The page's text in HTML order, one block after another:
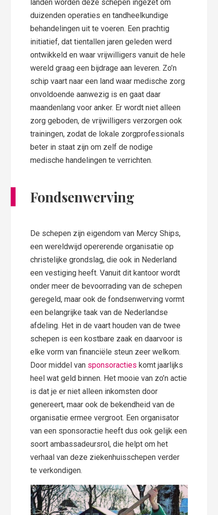
landen worden deze schepen ingezet om
duizenden operaties en tandheelkundige
behandelingen uit te voeren. Een prachtig
initiatief, dat tientallen jaren geleden werd
ontwikkeld en waar vrijwilligers vanuit de hele
wereld graag een bijdrage aan leveren. Zo’n
schip vaart naar een land waar medische zorg
onvoldoende aanwezig is en gaat daar
maandenlang voor anker. Er wordt niet alleen
zorg geboden, de vrijwilligers verzorgen ook
trainingen, zodat de lokale zorgprofessionals
beter in staat zijn om zelf de nodige
medische handelingen te verrichten.
Fondsenwerving
De schepen zijn eigendom van Mercy Ships,
een wereldwijd opererende organisatie op
christelijke grondslag, die ook in Nederland
een vestiging heeft. Vanuit dit kantoor wordt
onder meer de bevoorrading van de schepen
geregeld, maar ook de fondsenwerving vormt
een belangrijke taak van de Nederlandse
afdeling. Het in de vaart houden van de twee
schepen is een kostbare zaak en daarvoor is
elke vorm van financiële steun zeer welkom.
Door middel van sponsoracties komt jaarlijks
heel wat geld binnen. Het mooie van zo’n actie
is dat je er niet alleen inkomsten door
genereert, maar ook de bekendheid van de
organisatie ermee vergroot. Een organisator
van een sponsoractie heeft dus ook gelijk een
soort ambassadeursrol, die helpt om het
verhaal van deze ziekenhuisschepen verder
te verkondigen.